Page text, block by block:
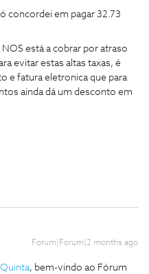
concordei em pagar 32.73
está a cobrar por atraso
evitar estas altas taxas, é
e fatura eletronica que para
ainda dá um desconto em
Forum|Forum|2 months ago
, bem-vindo ao Fórum